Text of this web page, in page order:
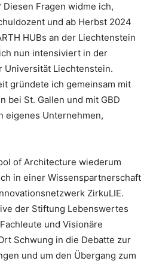
Fragen widme ich,
und ab Herbst 2024
HUBs an der Liechtenstein
nun intensiviert in der
Universität Liechtenstein.
gründete ich gemeinsam mit
bei St. Gallen und mit GBD
eigenes Unternehmen,
of Architecture wiederum
in einer Wissenspartnerschaft
ZirkuLIE.
der Stiftung Lebenswertes
und Visionäre
Schwung in die Debatte zur
und um den Übergang zum